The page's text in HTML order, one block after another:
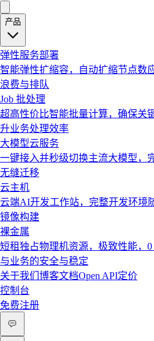
产品
弹性服务部署
智能弹性扩缩容，自动扩缩节点数
浪费与排队
Job 批处理
超高性价比智能批量计算，确保关
升业务处理效率
大模型云服务
一键接入并秒级切换主流大模型，
无缝迁移
云主机
云端AI开发工作站，完整开发环境
镜像构建
裸金属
短租独占物理机资源，极致性能，
与业务的安全与稳定
关于我们 博客文档Open API定价
控制台
免费注册